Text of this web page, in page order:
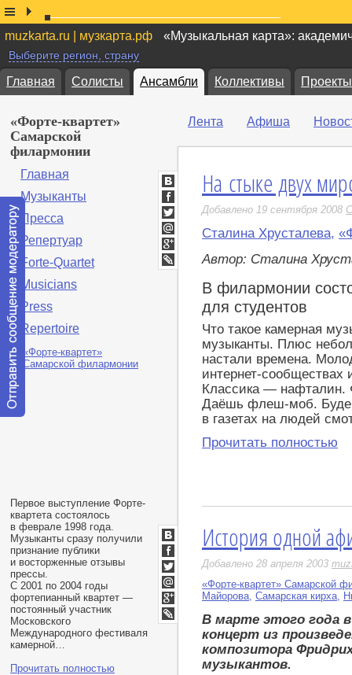
muzkarta.ru | музкарта.рф «Музыкальная карта»:
Выберите регион, страну
Главная Солисты Ансамбли Коллективы Проекты
«Форте-квартет»
Самарской
филармонии
Главная
Музыканты
Пресса
Репертуар
Forte-Quartet
Musicians
Press
Repertoire
Первое выступление Форте-
квартета состоялось
в феврале 1998 года.
Музыканты сразу получили
признание публики
и восторженные отзывы
прессы.
С 2001 по 2004 годы
фортепианный квартет —
постоянный участник
Московского
Международного фестиваля
камерной…
Прочитать полностью
Лента Афиша
На стыке двух
Добавлено 19 сентября 2008
Сталина Хрусталева,
Автор: Сталина
В филармонии
для студентов
Что такое камерная
музыканты. Плюс
настали времена.
интернет-сообществах
Классика — нафталин.
Даёшь флеш-моб.
в газетах на людей
Прочитать полностью
ВКонтакте
Facebook
Twitter
Мой
Мир
Google+
LiveJournal
История одной
Добавлено 28 апреля 2003
«Форте-квартет» Самарской
Майорова, Самарская кирха,
В марте этого года
концерт из
композитора
музыкантов.
ВКонтакте
Facebook
Twitter
Мой
Мир
Google+
LiveJournal